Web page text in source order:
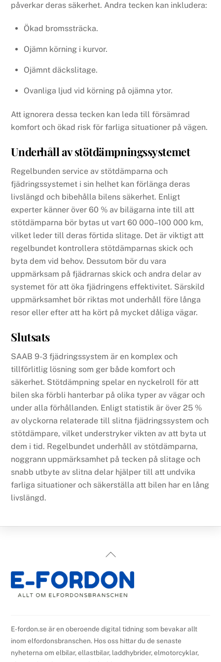
påverkar deras säkerhet. Andra tecken kan inkludera:
Ökad bromssträcka.
Ojämn körning i kurvor.
Ojämnt däckslitage.
Ovanliga ljud vid körning på ojämna ytor.
Att ignorera dessa tecken kan leda till försämrad
komfort och ökad risk för farliga situationer på vägen.
Underhåll av stötdämpningssystemet
Regelbunden service av stötdämparna och
fjädringssystemet i sin helhet kan förlänga deras
livslängd och bibehålla bilens säkerhet. Enligt
experter känner över 60 % av bilägarna inte till att
stötdämparna bör bytas ut vart 60 000–100 000 km,
vilket leder till deras förtida slitage. Det är viktigt att
regelbundet kontrollera stötdämparnas skick och
byta dem vid behov. Dessutom bör du vara
uppmärksam på fjädrarnas skick och andra delar av
systemet för att öka fjädringens effektivitet. Särskild
uppmärksamhet bör riktas mot underhåll före långa
resor eller efter att ha kört på mycket dåliga vägar.
Slutsats
SAAB 9-3 fjädringssystem är en komplex och
tillförlitlig lösning som ger både komfort och
säkerhet. Stötdämpning spelar en nyckelroll för att
bilen ska förbli hanterbar på olika typer av vägar och
under alla förhållanden. Enligt statistik är över 25 %
av olyckorna relaterade till slitna fjädringssystem och
stötdämpare, vilket understryker vikten av att byta ut
dem i tid. Regelbundet underhåll av stötdämparna,
noggrann uppmärksamhet på tecken på slitage och
snabb utbyte av slitna delar hjälper till att undvika
farliga situationer och säkerställa att bilen har en lång
livslängd.
Back
Top
E-fordon.se är en oberoende digital tidning som bevakar allt
inom elfordonsbranschen. Hos oss hittar du de senaste
nyheterna om elbilar, ellastbilar, laddhybrider, elmotorcyklar,